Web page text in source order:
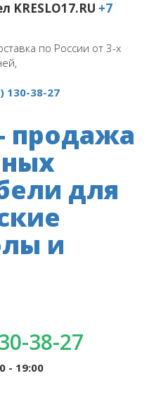
KRESLO17.RU +7
по России от 3-х
130-38-27
38-27
- 19:00